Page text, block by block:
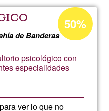
Bars
-
de Banderas
psicológico con
especialidades
ver lo que no
Acceptance
percentage
of
Ğ1
50%